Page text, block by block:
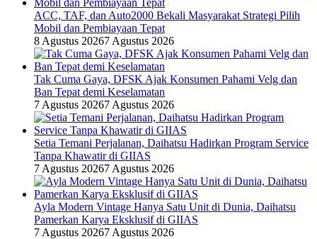
ACC, TAF, dan Auto2000 Bekali Masyarakat Strategi Pilih
Mobil dan Pembiayaan Tepat
8 Agustus 20267 Agustus 2026
Tak Cuma Gaya, DFSK Ajak Konsumen Pahami Velg dan
Ban Tepat demi Keselamatan
7 Agustus 20267 Agustus 2026
Setia Temani Perjalanan, Daihatsu Hadirkan Program Service
Tanpa Khawatir di GIIAS
7 Agustus 20267 Agustus 2026
Ayla Modern Vintage Hanya Satu Unit di Dunia, Daihatsu
Pamerkan Karya Eksklusif di GIIAS
7 Agustus 20267 Agustus 2026